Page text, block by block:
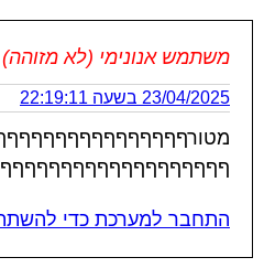
משתמש אנונימי (לא מזוהה)
23/04/2025 בשעה 22:19:11
ףףףףףףףףףףףףףףףףףףף
התחבר למערכת כדי